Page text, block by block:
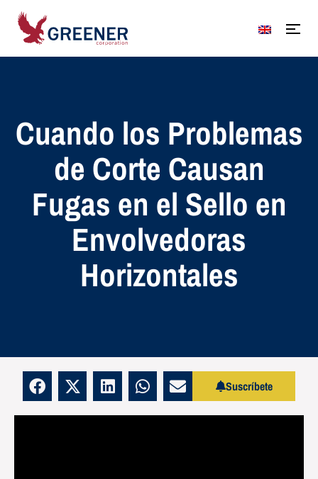
Cuando los Problemas
de Corte Causan
Fugas en el Sello en
Envolvedoras
Horizontales
Suscríbete